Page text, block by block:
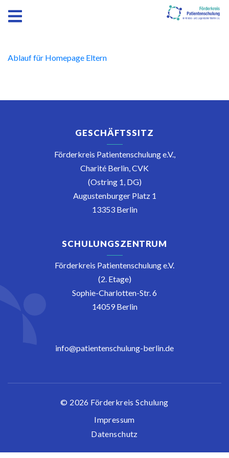
Ablauf für Homepage Eltern
GESCHÄFTSSITZ
Förderkreis Patientenschulung e.V.,
Charité Berlin, CVK
(Ostring 1, DG)
Augustenburger Platz 1
13353 Berlin
SCHULUNGSZENTRUM
Förderkreis Patientenschulung e.V.
(2. Etage)
Sophie-Charlotten-Str. 6
14059 Berlin
info@patientenschulung-berlin.de
© 2026 Förderkreis Schulung
Impressum
Datenschutz